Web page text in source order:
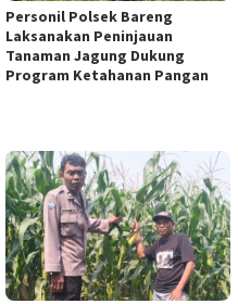
Personil Polsek Bareng
Laksanakan Peninjauan
Tanaman Jagung Dukung
Program Ketahanan Pangan